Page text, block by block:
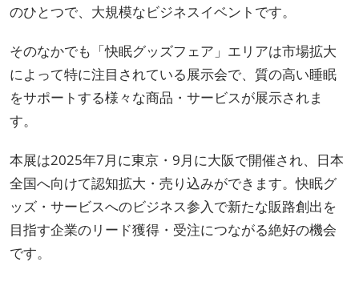
のひとつで、大規模なビジネスイベントです。
そのなかでも「快眠グッズフェア」エリアは市場拡大
によって特に注目されている展示会で、質の高い睡眠
をサポートする様々な商品・サービスが展示されま
す。
本展は2025年7月に東京・9月に大阪で開催され、日本
全国へ向けて認知拡大・売り込みができます。快眠グ
ッズ・サービスへのビジネス参入で新たな販路創出を
目指す企業のリード獲得・受注につながる絶好の機会
です。